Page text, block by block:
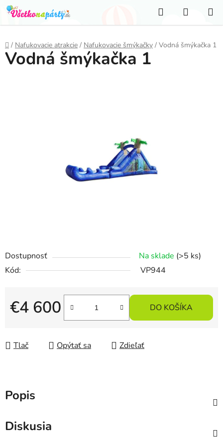
Prejsť
na
obsah
Hľadať
KOŠÍK
Domov
/ Nafukovacie atrakcie / Nafukovacie šmýkačky / Vodná šmýkačka 1
Dostupnosť Na sklade (>5 ks)
Kód:
VP944
€4 600
Jednotková cena:
DO KOŠÍKA
Tlač Opýtať sa Zdieľať
Vodná šmýkačka 1
Popis
Diskusia